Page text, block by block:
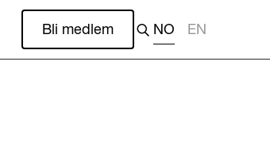
Bli medlem NO EN